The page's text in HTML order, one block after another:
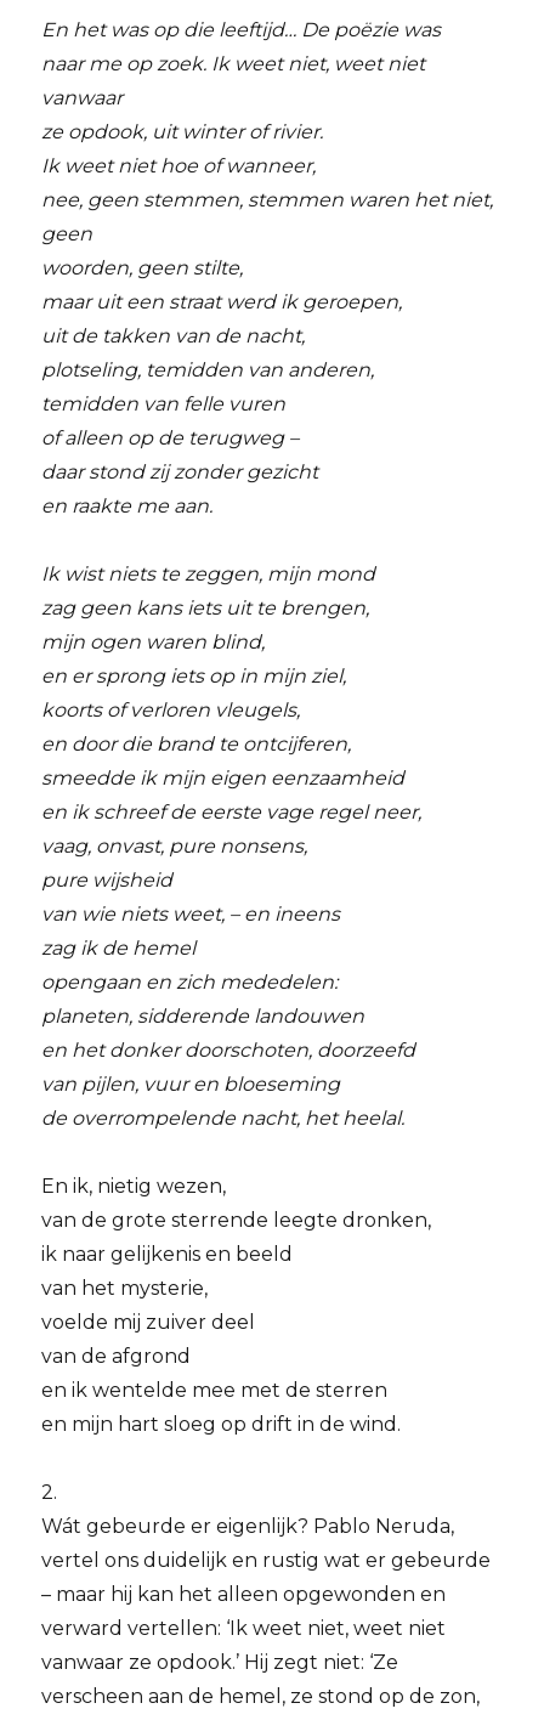
En het was op die leeftijd… De poëzie was
naar me op zoek. Ik weet niet, weet niet
vanwaar
ze opdook, uit winter of rivier.
Ik weet niet hoe of wanneer,
nee, geen stemmen, stemmen waren het niet,
geen
woorden, geen stilte,
maar uit een straat werd ik geroepen,
uit de takken van de nacht,
plotseling, temidden van anderen,
temidden van felle vuren
of alleen op de terugweg –
daar stond zij zonder gezicht
en raakte me aan.
Ik wist niets te zeggen, mijn mond
zag geen kans iets uit te brengen,
mijn ogen waren blind,
en er sprong iets op in mijn ziel,
koorts of verloren vleugels,
en door die brand te ontcijferen,
smeedde ik mijn eigen eenzaamheid
en ik schreef de eerste vage regel neer,
vaag, onvast, pure nonsens,
pure wijsheid
van wie niets weet, – en ineens
zag ik de hemel
opengaan en zich mededelen:
planeten, sidderende landouwen
en het donker doorschoten, doorzeefd
van pijlen, vuur en bloeseming
de overrompelende nacht, het heelal.
En ik, nietig wezen,
van de grote sterrende leegte dronken,
ik naar gelijkenis en beeld
van het mysterie,
voelde mij zuiver deel
van de afgrond
en ik wentelde mee met de sterren
en mijn hart sloeg op drift in de wind.
2.
Wát gebeurde er eigenlijk? Pablo Neruda,
vertel ons duidelijk en rustig wat er gebeurde
– maar hij kan het alleen opgewonden en
verward vertellen: ‘Ik weet niet, weet niet
vanwaar ze opdook.’ Hij zegt niet: ‘Ze
verscheen aan de hemel, ze stond op de zon,